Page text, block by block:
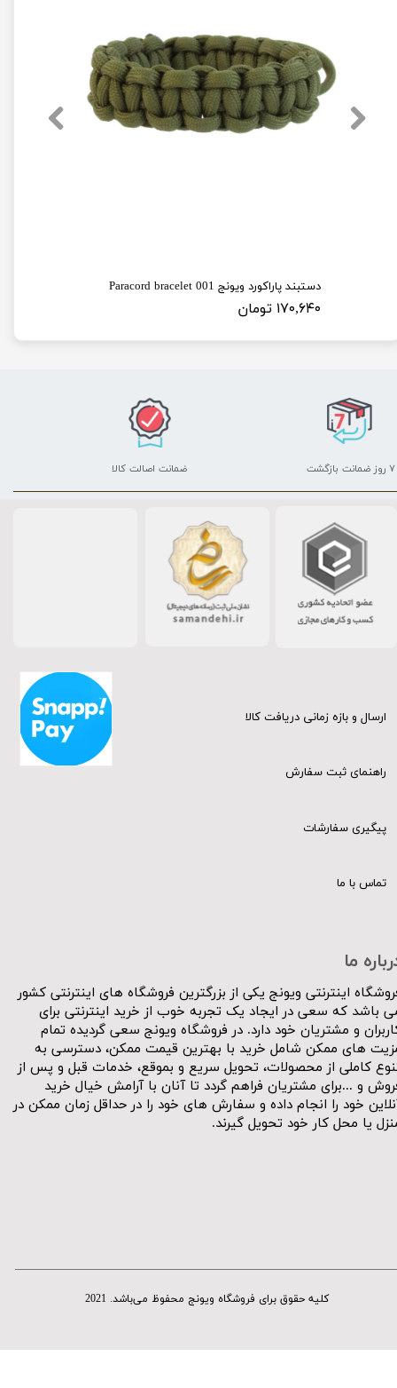
دستبند پاراکورد ویونج 001 Paracord bracelet
۱۷۰,۶۴۰ تومان
ما
اینترنتی ویونج یکی از بزرگترین فروشگاه های اینترنتی کشور
باشد که سعی در ایجاد یک تجربه خوب از خرید اینترنتی برای
و مشتریان خود دارد. در فروشگاه ویونج سعی گردیده تمام
های ممکن شامل خرید با بهترین قیمت ممکن، دسترسی به
کاملی از محصولات، تحویل سریع و بموقع، خدمات قبل و پس از
و ...برای مشتریان فراهم گردد تا آنان با آرامش خیال خرید
خود را انجام داده و سفارش های خود را در حداقل زمان ممکن در
یا محل کار خود تحویل گیرند.​​​​​​​
کلیه حقوق برای فروشگاه ویونج محفوظ می‌باشد. 2021​​​​​​​
ارسال و بازه زمانی دریافت کالا
راهنمای ثبت سفارش
پیگیری سفارشات
تماس با ما
۷ روز ضمانت بازگشت ضمانت اصالت کالا